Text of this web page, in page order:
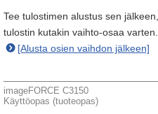
Tee tulostimen alustus sen
tulostin kutakin vaihto-osaa varten.
[Alusta osien vaihdon jälkeen]
imageFORCE C3150
Käyttöopas (tuoteopas)